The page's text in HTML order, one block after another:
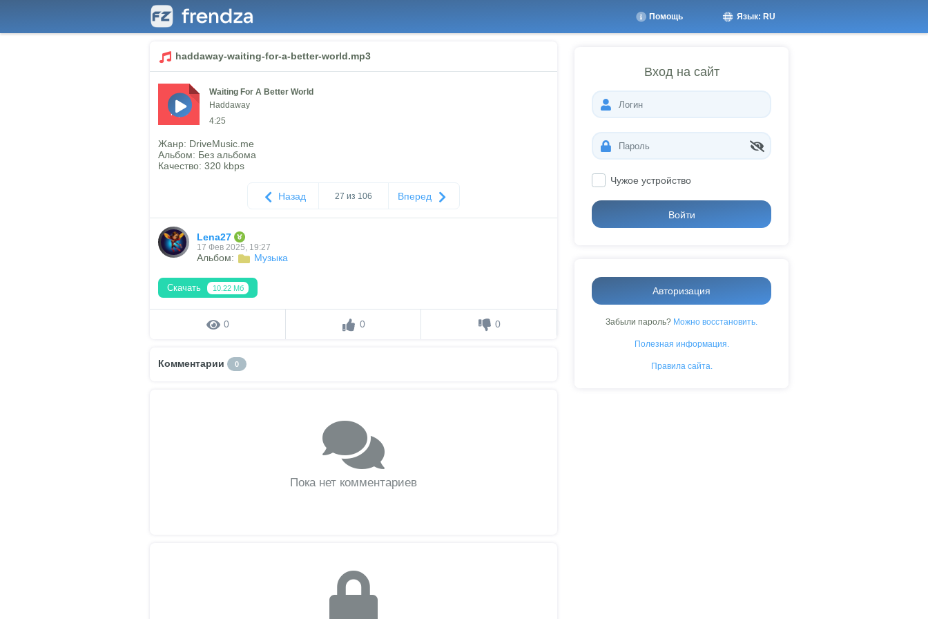
Язык: RU
Помощь
haddaway-waiting-for-a-better-world.mp3
mp3
Waiting For A Better World
Haddaway
4:25
Жанр: DriveMusic.me
Альбом: Без альбома
Качество: 320 kbps
Назад 27 из 106 Вперед
Lena27
17 Фев 2025, 19:27
Альбом: Музыка
Скачать 10.22 Мб
0 0 0
Комментарии 0
Пока нет комментариев
Вход на сайт
Чужое устройство
Войти
Авторизация
Забыли пароль? Можно восстановить.
Полезная информация.
Правила сайта.